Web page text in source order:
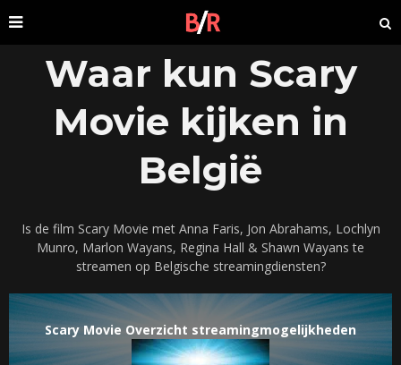
Waar kun Scary
Movie kijken in
België
Is de film Scary Movie met Anna Faris, Jon Abrahams, Lochlyn
Munro, Marlon Wayans, Regina Hall & Shawn Wayans te
streamen op Belgische streamingdiensten?
Scary Movie Overzicht streamingmogelijkheden